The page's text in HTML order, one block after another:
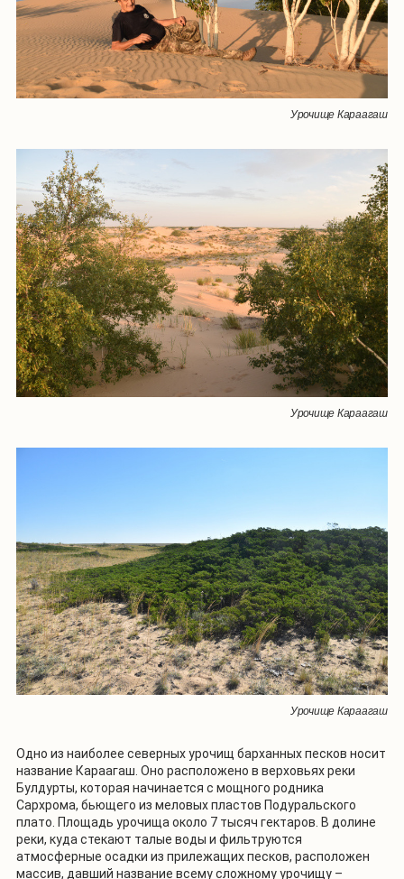
Урочище Караагаш
Урочище Караагаш
Урочище Караагаш
Одно из наиболее северных урочищ барханных песков носит
название Караагаш. Оно расположено в верховьях реки
Булдурты, которая начинается с мощного родника
Сархрома, бьющего из меловых пластов Подуральского
плато. Площадь урочища около 7 тысяч гектаров. В долине
реки, куда стекают талые воды и фильтруются
атмосферные осадки из прилежащих песков, расположен
массив, давший название всему сложному урочищу –